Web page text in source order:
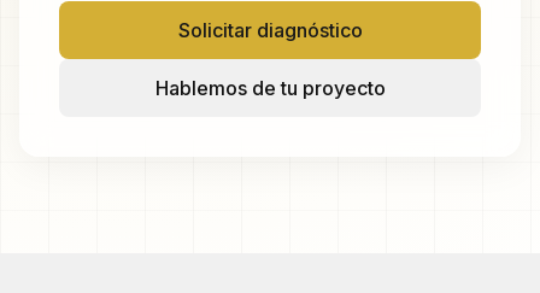
Solicitar diagnóstico
Hablemos de tu proyecto